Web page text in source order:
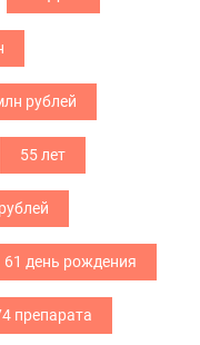
рублей
55 лет
61 день рождения
препарата